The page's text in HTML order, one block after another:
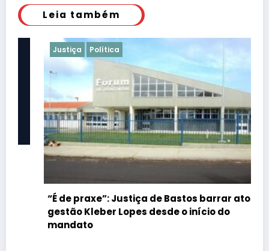
Leia também
Justiça Política
“É de praxe”: Justiça de Bastos barrar atos da
gestão Kleber Lopes desde o início do
mandato